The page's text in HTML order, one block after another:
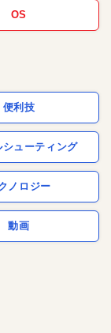
OS
便利技
シューティング
ノロジー
動画